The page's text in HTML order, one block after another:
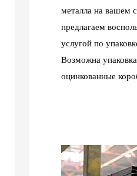
металла на вашем
предлагаем
услугой по
Возможна
оцинкованные